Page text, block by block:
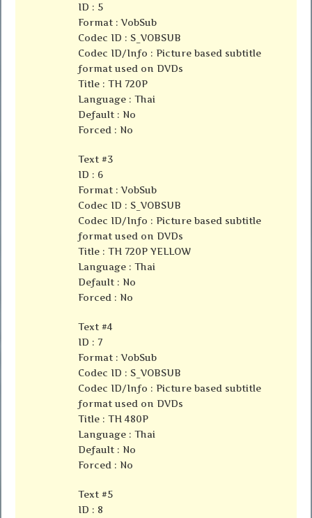
ID : 5
Format : VobSub
Codec ID : S_VOBSUB
Codec ID/Info : Picture based subtitle
format used on DVDs
Title : TH 720P
Language : Thai
Default : No
Forced : No
Text #3
ID : 6
Format : VobSub
Codec ID : S_VOBSUB
Codec ID/Info : Picture based subtitle
format used on DVDs
Title : TH 720P YELLOW
Language : Thai
Default : No
Forced : No
Text #4
ID : 7
Format : VobSub
Codec ID : S_VOBSUB
Codec ID/Info : Picture based subtitle
format used on DVDs
Title : TH 480P
Language : Thai
Default : No
Forced : No
Text #5
ID : 8